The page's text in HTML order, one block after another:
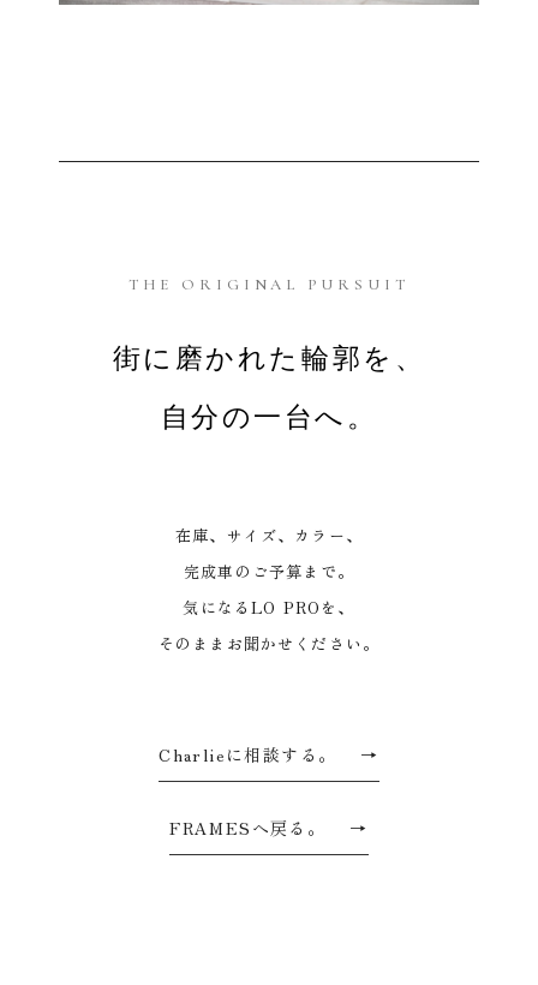
THE ORIGINAL PURSUIT
街に磨かれた輪郭を、
自分の一台へ。
在庫、サイズ、カラー、
完成車のご予算まで。
気になるLO PROを、
そのままお聞かせください。
Charlieに相談する。 →
FRAMESへ戻る。 →